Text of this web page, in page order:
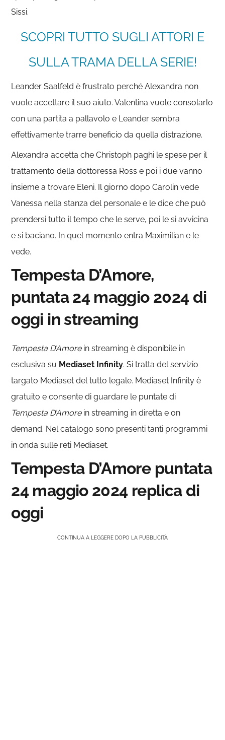
Sissi.
SCOPRI TUTTO SUGLI ATTORI E
SULLA TRAMA DELLA SERIE!
Leander Saalfeld è frustrato perché Alexandra non
vuole accettare il suo aiuto. Valentina vuole consolarlo
con una partita a pallavolo e Leander sembra
effettivamente trarre beneficio da quella distrazione.
Alexandra accetta che Christoph paghi le spese per il
trattamento della dottoressa Ross e poi i due vanno
insieme a trovare Eleni. Il giorno dopo Carolin vede
Vanessa nella stanza del personale e le dice che può
prendersi tutto il tempo che le serve, poi le si avvicina
e si baciano. In quel momento entra Maximilian e le
vede.
Tempesta D’Amore,
puntata 24 maggio 2024 di
oggi in streaming
Tempesta D’Amorein streaming è disponibile in
esclusiva su Mediaset Infinity. Si tratta del servizio
targato Mediaset del tutto legale. Mediaset Infinity è
gratuito e consente di guardare le puntate di
Tempesta D’Amore in streaming in diretta e on
demand. Nel catalogo sono presenti tanti programmi
in onda sulle reti Mediaset.
Tempesta D’Amore puntata
24 maggio 2024 replica di
oggi
CONTINUA A LEGGERE DOPO LA PUBBLICITÀ